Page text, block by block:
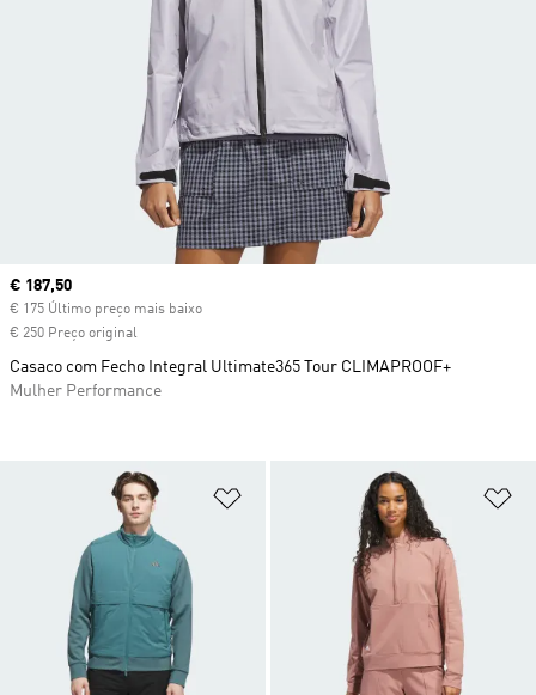
Adicionar à Lista de Desejos
Current price
€ 187,50
€ 175 Último preço mais baixo
€ 250 Preço original
Casaco com Fecho Integral Ultimate365 Tour CLIMAPROOF+
Mulher Performance